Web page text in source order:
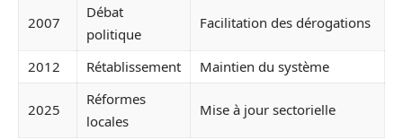
2007
Débat
politique
Facilitation des dérogations
2012 Rétablissement Maintien du système
2025
Réformes
locales
Mise à jour sectorielle